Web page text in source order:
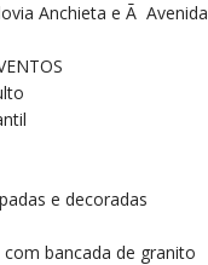
Anchieta e Ã
e decoradas
bancada de granito